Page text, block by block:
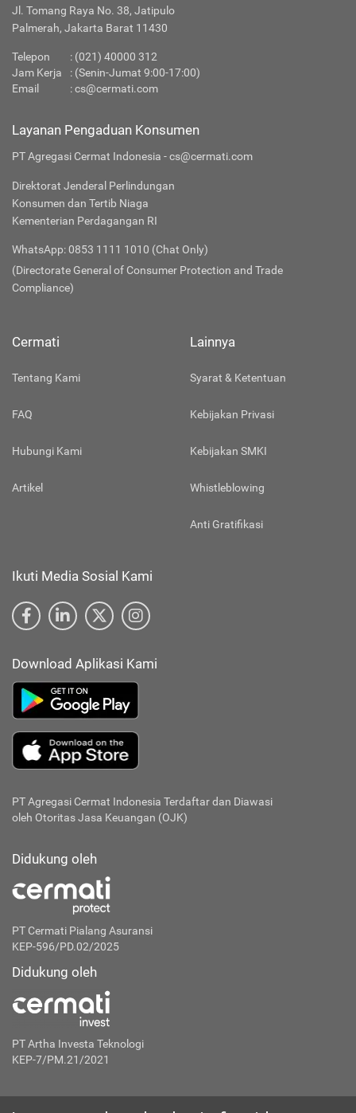
Jl. Tomang Raya No. 38, Jatipulo
Palmerah, Jakarta Barat 11430
Telepon : (021) 40000 312
Jam Kerja
: (Senin-Jumat 9:00-17:00)
Email
:cs@cermati.com
Layanan Pengaduan Konsumen
PT Agregasi Cermat Indonesia - cs@cermati.com
Direktorat Jenderal Perlindungan
Konsumen dan Tertib Niaga
Kementerian Perdagangan RI
WhatsApp: 0853 1111 1010 (Chat Only)
(Directorate General of Consumer Protection and Trade
Compliance)
Cermati
Tentang Kami
FAQ
Hubungi Kami
Artikel
Lainnya
Syarat & Ketentuan
Kebijakan Privasi
Kebijakan SMKI
Whistleblowing
Anti Gratifikasi
Ikuti Media Sosial Kami
Download Aplikasi Kami
PT Agregasi Cermat Indonesia Terdaftar dan Diawasi
oleh Otoritas Jasa Keuangan (OJK)
Didukung oleh
PT Cermati Pialang Asuransi
KEP-596/PD.02/2025
Didukung oleh
PT Artha Investa Teknologi
KEP-7/PM.21/2021